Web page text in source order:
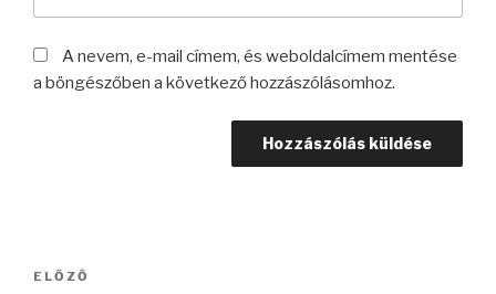
A nevem, e-mail címem, és weboldalcímem mentése
a böngészőben a következő hozzászólásomhoz.
Bejegyzés
Korábbi
ELŐZŐ